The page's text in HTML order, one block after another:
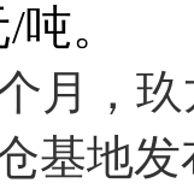
。
月，
基地